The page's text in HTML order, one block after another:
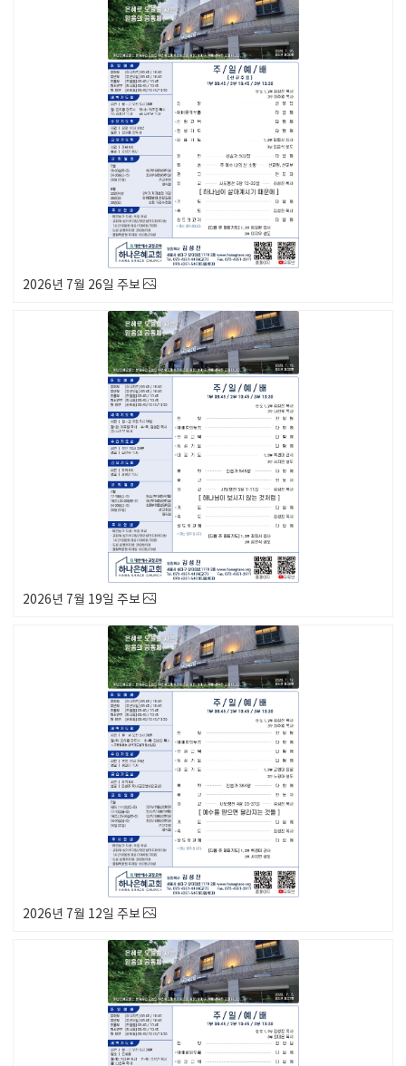
2026년 7월 26일 주보
2026년 7월 19일 주보
2026년 7월 12일 주보